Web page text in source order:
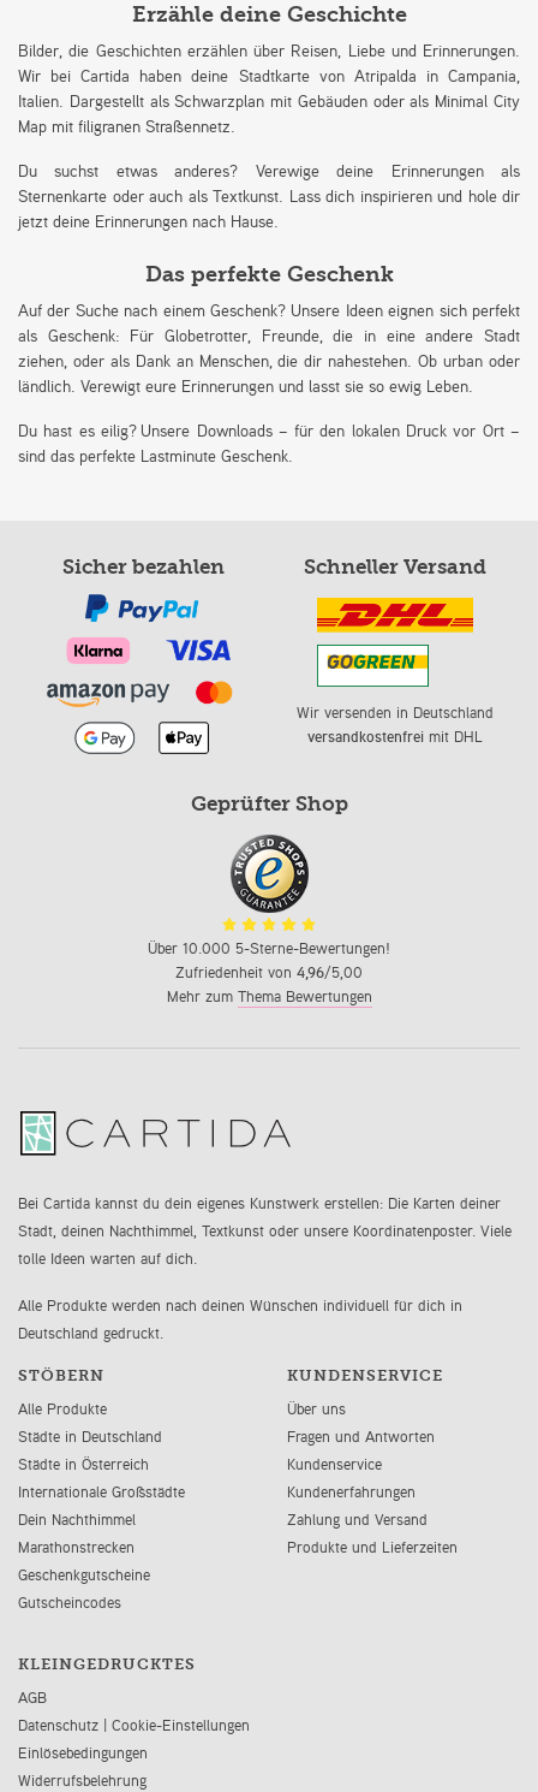
Erzähle deine Geschichte
Bilder, die Geschichten erzählen über Reisen, Liebe und Erinnerungen.
Wir bei Cartida haben deine Stadtkarte von Atripalda in Campania,
Italien. Dargestellt als Schwarzplan mit Gebäuden oder als Minimal City
Map mit filigranen Straßennetz.
Du suchst etwas anderes? Verewige deine Erinnerungen als
Sternenkarte oder auch als Textkunst. Lass dich inspirieren und hole dir
jetzt deine Erinnerungen nach Hause.
Das perfekte Geschenk
Auf der Suche nach einem Geschenk? Unsere Ideen eignen sich perfekt
als Geschenk: Für Globetrotter, Freunde, die in eine andere Stadt
ziehen, oder als Dank an Menschen, die dir nahestehen. Ob urban oder
ländlich. Verewigt eure Erinnerungen und lasst sie so ewig Leben.
Du hast es eilig? Unsere Downloads – für den lokalen Druck vor Ort –
sind das perfekte Lastminute Geschenk.
Sicher bezahlen Schneller Versand
Wir versenden in Deutschland
versandkostenfreimit DHL
Geprüfter Shop
Über 10.000 5-Sterne-Bewertungen!
Zufriedenheit von 4,96/5,00
Mehr zum Thema Bewertungen
Bei Cartida kannst du dein eigenes Kunstwerk erstellen: Die Karten deiner
Stadt, deinen Nachthimmel, Textkunst oder unsere Koordinatenposter. Viele
tolle Ideen warten auf dich.
Alle Produkte werden nach deinen Wünschen individuell für dich in
Deutschland gedruckt.
STÖBERN
Alle Produkte
Städte in Deutschland
Städte in Österreich
Internationale Großstädte
Dein Nachthimmel
Marathonstrecken
Geschenkgutscheine
Gutscheincodes
KUNDENSERVICE
Über uns
Fragen und Antworten
Kundenservice
Kundenerfahrungen
Zahlung und Versand
Produkte und Lieferzeiten
KLEINGEDRUCKTES
AGB
Datenschutz | Cookie-Einstellungen
Einlösebedingungen
Widerrufsbelehrung